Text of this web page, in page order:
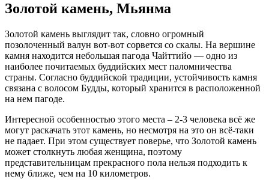
Золотой камень, Мьянма
Золотой камень выглядит так, словно огромный
позолоченный валун вот-вот сорвется со скалы. На вершине
камня находится небольшая пагода Чайттийо — одно из
наиболее почитаемых буддийских мест паломничества
страны. Согласно буддийской традиции, устойчивость камня
связана с волосом Будды, который хранится в расположенной
на нем пагоде.
Интересной особенностью этого места – 2-3 человека всё же
могут раскачать этот камень, но несмотря на это он всё-таки
не падает. При этом существует поверье, что Золотой камень
может столкнуть любая женщина, поэтому
представительницам прекрасного пола нельзя подходить к
нему ближе, чем на 10 километров.